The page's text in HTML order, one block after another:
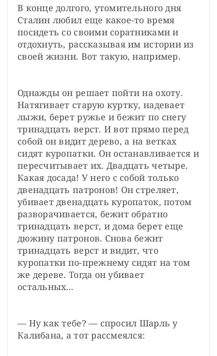
В конце долгого, утомительного дня
Сталин любил еще какое-то время
посидеть со своими соратниками и
отдохнуть, рассказывая им истории из
своей жизни. Вот такую, например.
Однажды он решает пойти на охоту.
Натягивает старую куртку, надевает
лыжи, берет ружье и бежит по снегу
тринадцать верст. И вот прямо перед
собой он видит дерево, а на ветках
сидят куропатки. Он останавливается и
пересчитывает их. Двадцать четыре.
Какая досада! У него с собой только
двенадцать патронов! Он стреляет,
убивает двенадцать куропаток, потом
разворачивается, бежит обратно
тринадцать верст, и дома берет еще
дюжину патронов. Снова бежит
тринадцать верст и видит, что
куропатки по-прежнему сидят на том
же дереве. Тогда он убивает
остальных…
— Ну как тебе? — спросил Шарль у
Калибана, а тот рассмеялся: